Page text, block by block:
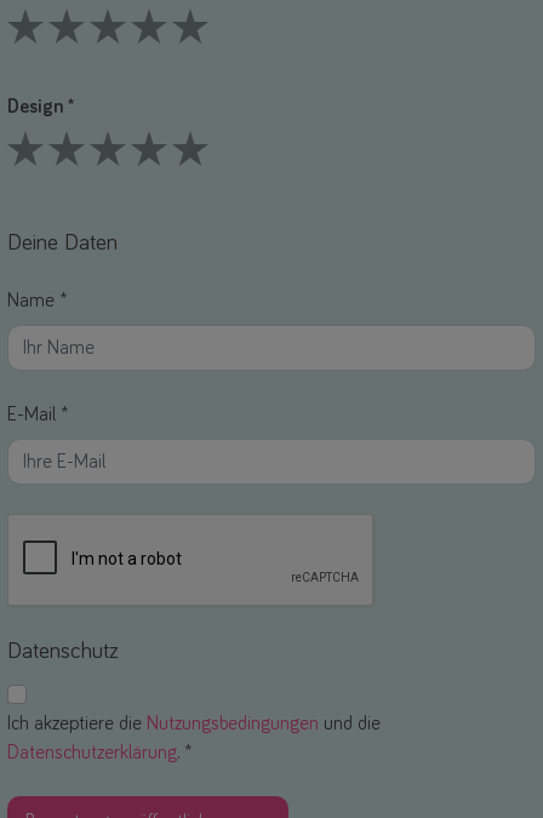
Design *
Deine Daten
Name *
E-Mail *
Datenschutz
Ich akzeptiere die Nutzungsbedingungen und die
Datenschutzerklärung. *